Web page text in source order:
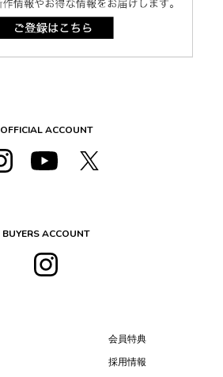
OFFICIAL ACCOUNT
BUYERS ACCOUNT
会員特典
採用情報